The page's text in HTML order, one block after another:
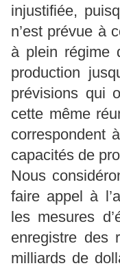
injustifiée,
n’est prévue à
à plein régime
production
prévisions qui
cette même
correspondent
capacités de
Nous
faire appel à
les mesures
enregistre des
milliards de